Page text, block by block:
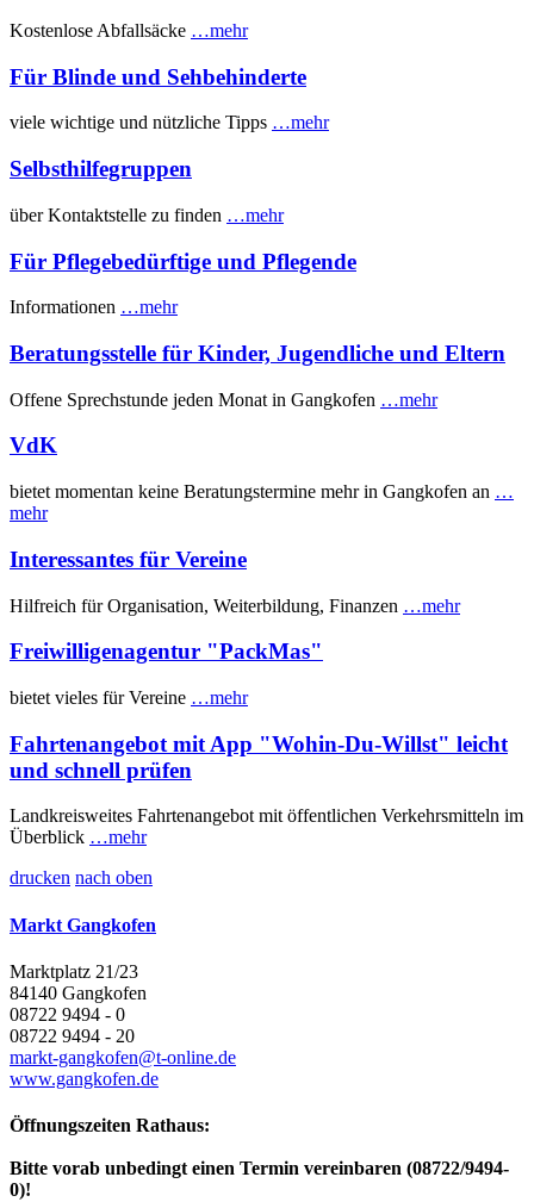
Kostenlose Abfallsäcke …mehr
Für Blinde und Sehbehinderte
viele wichtige und nützliche Tipps …mehr
Selbsthilfegruppen
über Kontaktstelle zu finden …mehr
Für Pflegebedürftige und Pflegende
Informationen …mehr
Beratungsstelle für Kinder, Jugendliche und Eltern
Offene Sprechstunde jeden Monat in Gangkofen …mehr
VdK
bietet momentan keine Beratungstermine mehr in Gangkofen an …
mehr
Interessantes für Vereine
Hilfreich für Organisation, Weiterbildung, Finanzen …mehr
Freiwilligenagentur "PackMas"
bietet vieles für Vereine …mehr
Fahrtenangebot mit App "Wohin-Du-Willst" leicht
und schnell prüfen
Landkreisweites Fahrtenangebot mit öffentlichen Verkehrsmitteln im
Überblick …mehr
drucken nach oben
Markt Gangkofen
Marktplatz 21/23
84140 Gangkofen
08722 9494 - 0
08722 9494 - 20
markt-gangkofen@t-online.de
www.gangkofen.de
Öffnungszeiten Rathaus:
Bitte vorab unbedingt einen Termin vereinbaren (08722/9494-
0)!